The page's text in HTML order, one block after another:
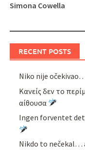
Simona Cowella
RECENT POSTS
Niko nije
Κανείς δεν το
αίθουσα
Ingen forventet
Nikdo to nečekal…